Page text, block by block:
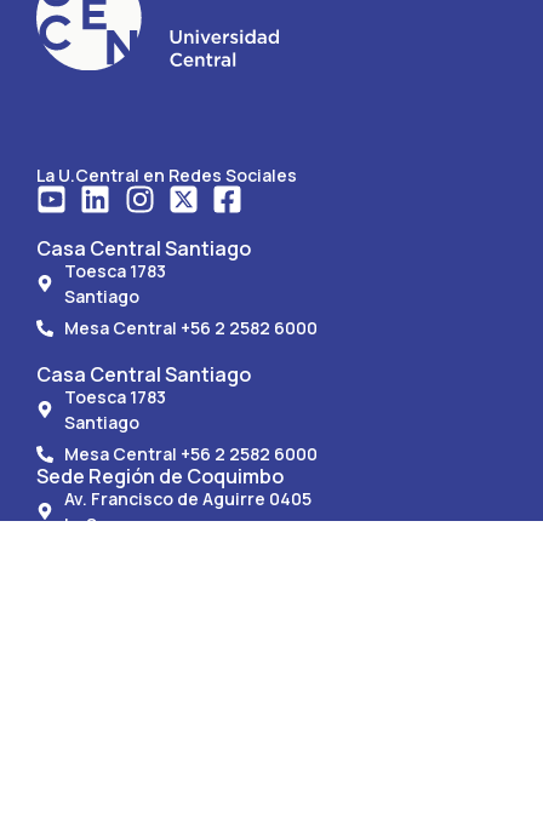
La U.Central en Redes Sociales
Casa Central Santiago
Toesca 1783
Santiago
Mesa Central +56 2 2582 6000
Casa Central Santiago
Toesca 1783
Santiago
Mesa Central +56 2 2582 6000
Sede Región de Coquimbo
Av. Francisco de Aguirre 0405
La Serena.